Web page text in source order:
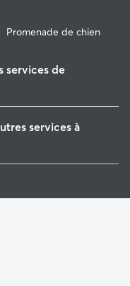
Promenade de chien
services de
services à